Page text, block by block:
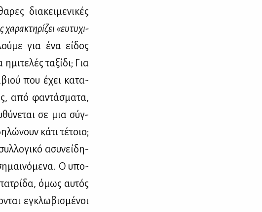
δια­κει­με­νι­κές
χα­ρα­κτη­ρί­ζει «ευ­τυ­χι­
για ένα εί­δος
τα­ξί­δι; Για
που έχει κα­τα­
από φα­ντά­σμα­τα,
σε μια σύγ­
κά­τι τέ­τοιο;
ασυ­νεί­δη­
Ο υπο­
όμως αυ­τός
εγκλω­βι­σμέ­νοι